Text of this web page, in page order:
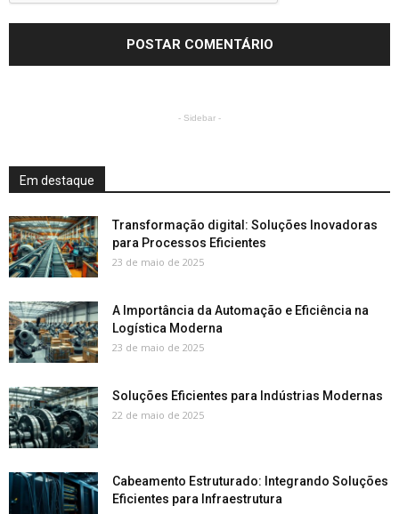
- Sidebar -
Em destaque
Transformação digital: Soluções Inovadoras
para Processos Eficientes
23 de maio de 2025
A Importância da Automação e Eficiência na
Logística Moderna
23 de maio de 2025
Soluções Eficientes para Indústrias Modernas
22 de maio de 2025
Cabeamento Estruturado: Integrando Soluções
Eficientes para Infraestrutura